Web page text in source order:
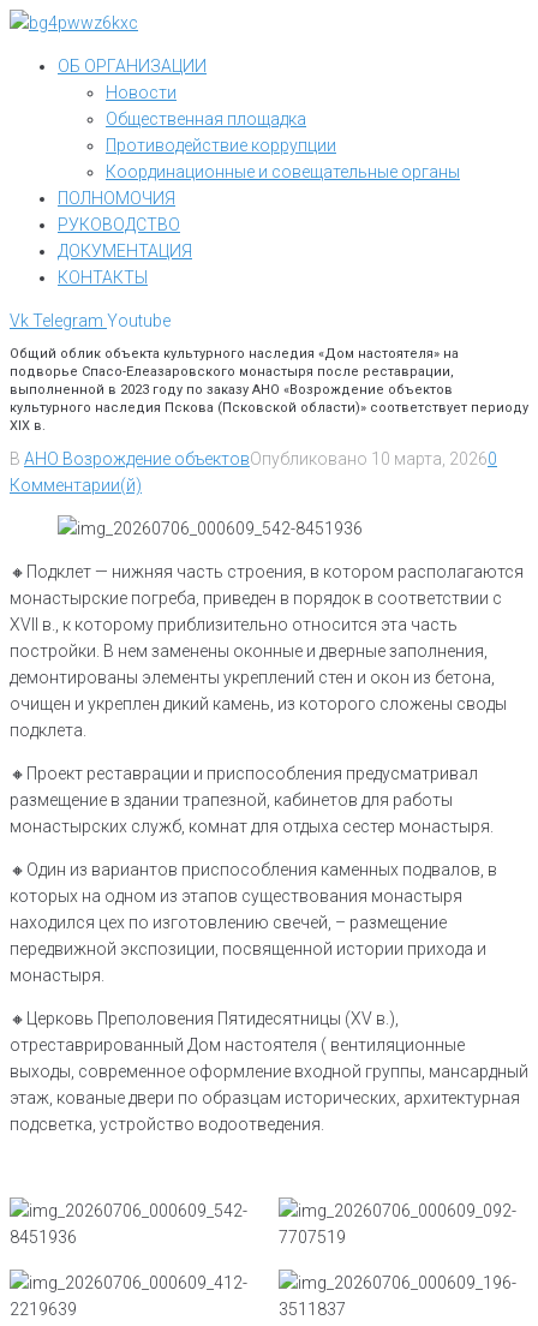
Перейти
контентуОБ ОРГАНИЗАЦИИ
Новости
Общественная площадка
Противодействие коррупции
Координационные и совещательные органы
ПОЛНОМОЧИЯ
РУКОВОДСТВО
ДОКУМЕНТАЦИЯ
КОНТАКТЫ
VkTelegram Youtube
Общий облик объекта культурного наследия «Дом настоятеля» на
подворье Спасо-Елеазаровского монастыря после реставрации,
выполненной в 2023 году по заказу АНО «Возрождение объектов
культурного наследия Пскова (Псковской области)» соответствует периоду
XIX в.
В АНО Возрождение объектовОпубликовано 10 марта, 20260
Комментарии(й)
🔸Подклет — нижняя часть строения, в котором располагаются
монастырские погреба, приведен в порядок в соответствии с
XVII в., к которому приблизительно относится эта часть
постройки. В нем заменены оконные и дверные заполнения,
демонтированы элементы укреплений стен и окон из бетона,
очищен и укреплен дикий камень, из которого сложены своды
подклета.
🔸Проект реставрации и приспособления предусматривал
размещение в здании трапезной, кабинетов для работы
монастырских служб, комнат для отдыха сестер монастыря.
🔸Один из вариантов приспособления каменных подвалов, в
которых на одном из этапов существования монастыря
находился цех по изготовлению свечей, – размещение
передвижной экспозиции, посвященной истории прихода и
монастыря.
🔸Церковь Преполовения Пятидесятницы (XV в.),
отреставрированный Дом настоятеля ( вентиляционные
выходы, современное оформление входной группы, мансардный
этаж, кованые двери по образцам исторических, архитектурная
подсветка, устройство водоотведения.